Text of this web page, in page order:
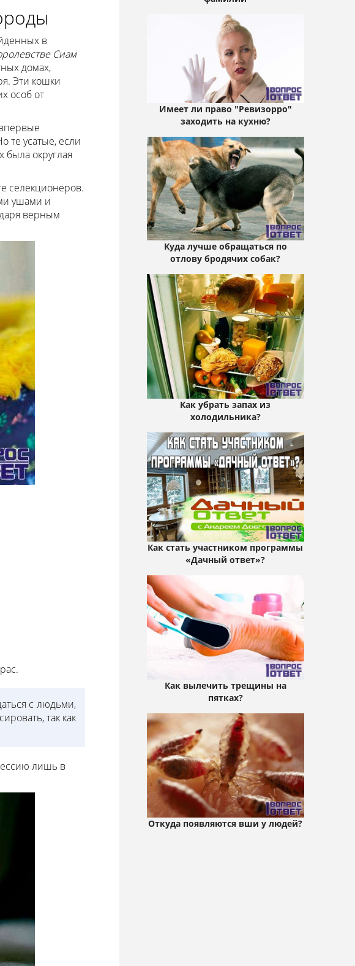
в
Сиам
домах,
Эти кошки
особ от
те усатые, если
была округлая
селекционеров.
ушами и
верным
с людьми,
так как
лишь в
Имеет ли право "Ревизорро"
заходить на кухню?
Куда лучше обращаться по
отлову бродячих собак?
Как убрать запах из
холодильника?
Как стать участником программы
«Дачный ответ»?
Как вылечить трещины на
пятках?
Откуда появляются вши у людей?